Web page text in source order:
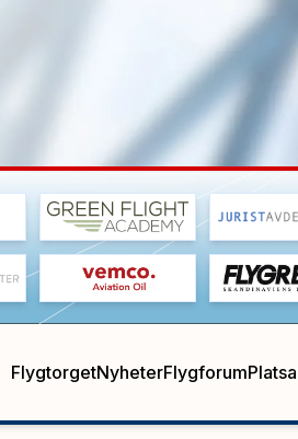
FlygtorgetNyheterFlygforum